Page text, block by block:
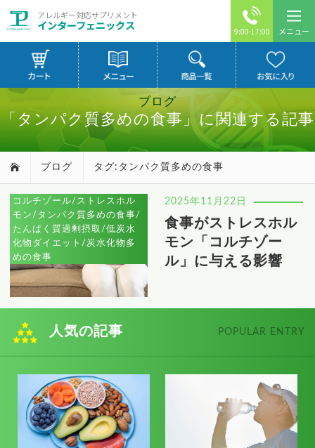
アレルギー対応サプリメント
インターフェニックス 9:00-17:00 メニュー
ブログ
「タンパク質多めの食事」に関連する記事
ブログ タグ:タンパク質多めの食事
コルチゾール/ストレスホル
モン/タンパク質多めの食事/
たんぱく質過剰摂取/低炭水
化物ダイエット/炭水化物多
めの食事
2025年11月22日
食事がストレスホル
モン「コルチゾー
ル」に与える影響
人気の記事 POPULAR ENTRY